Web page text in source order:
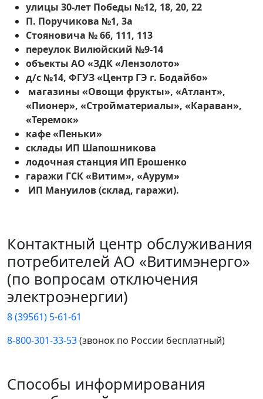
улицы 30-лет Победы №12, 18, 20, 22
П. Поручикова №1, 3а
Стояновича № 66, 111, 113
переулок Вилюйский №9-14
объекты АО «ЗДК «Лензолото»
д/с №14, ФГУЗ «Центр ГЭ г. Бодайбо»
магазины «Овощи фрукты», «Атлант»,
«Пионер», «Стройматериалы», «Караван»,
«Теремок»
кафе «Пеньки»
склады ИП Шапошникова
лодочная станция ИП Ерошенко
гаражи ГСК «Витим», «Аурум»
ИП Мануилов (склад, гаражи).
Контактный центр обслуживания
потребителей АО «Витимэнерго»
(по вопросам отключения
электроэнергии)
8 (39561) 5-61-61
8-800-301-33-53(звонок по России бесплатный)
Способы информирования